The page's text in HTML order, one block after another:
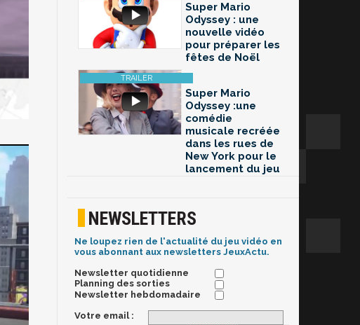
Super Mario
Odyssey : une
nouvelle vidéo
pour préparer les
fêtes de Noël
Super Mario
Odyssey :une
comédie
musicale recréée
dans les rues de
New York pour le
lancement du jeu
NEWSLETTERS
Ne loupez rien de l'actualité du jeu vidéo en
vous abonnant aux newsletters JeuxActu.
Newsletter quotidienne
Planning des sorties
Newsletter hebdomadaire
Votre email :